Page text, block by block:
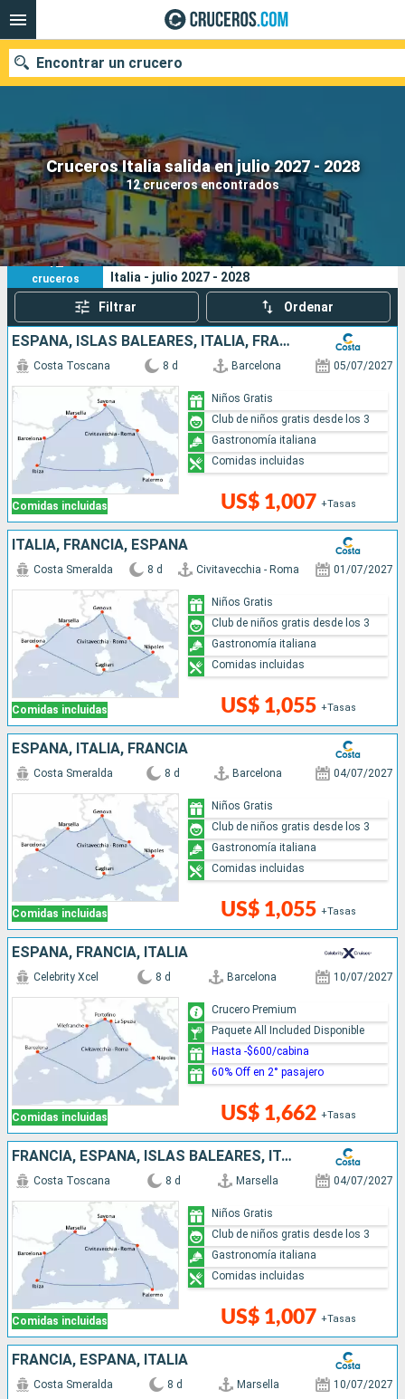
Cruceros Italia salida en julio 2027 - 2028
12 cruceros encontrados
Encontrar un crucero
Nuestros destinos
Fecha de salida
Puertos Compañías
Buscar
12
cruceros
Sus criterios de búsqueda:
Italia - julio 2027 - 2028
Filtrar Ordenar
ESPAÑA, ISLAS BALEARES, ITALIA, FRANCIA
Comidas incluidas
Costa Toscana 8 d Barcelona 05/07/2027
US$ 1,007 +Tasas
Niños Gratis
Club de niños gratis desde los 3
Gastronomía italiana
Comidas incluidas
ITALIA, FRANCIA, ESPAÑA
Comidas incluidas
Costa Smeralda 8 d Civitavecchia - Roma 01/07/2027
US$ 1,055 +Tasas
Niños Gratis
Club de niños gratis desde los 3
Gastronomía italiana
Comidas incluidas
ESPAÑA, ITALIA, FRANCIA
Comidas incluidas
Costa Smeralda 8 d Barcelona 04/07/2027
US$ 1,055 +Tasas
Niños Gratis
Club de niños gratis desde los 3
Gastronomía italiana
Comidas incluidas
ESPAÑA, FRANCIA, ITALIA
Comidas incluidas
Celebrity Xcel 8 d Barcelona 10/07/2027
US$ 1,662 +Tasas
Crucero Premium
Paquete All Included Disponible
Hasta -$600/cabina
60% Off en 2° pasajero
FRANCIA, ESPAÑA, ISLAS BALEARES, ITALIA
Comidas incluidas
Costa Toscana 8 d Marsella 04/07/2027
US$ 1,007 +Tasas
Niños Gratis
Club de niños gratis desde los 3
Gastronomía italiana
Comidas incluidas
FRANCIA, ESPAÑA, ITALIA
Costa Smeralda 8 d Marsella 10/07/2027